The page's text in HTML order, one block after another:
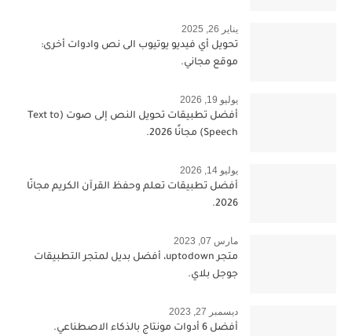
يناير 26, 2025
تحويل أي فيديو يوتيوب الى نص وادوات أخرى:
موقع مجاني.
يوليو 19, 2026
أفضل تطبيقات تحويل النص إلى صوت (Text to
Speech) مجانًا 2026.
يوليو 14, 2026
أفضل تطبيقات تعلم وحفظ القرآن الكريم مجانًا
2026.
مارس 07, 2023
متجر uptodown، أفضل بديل لمتجر التطبيقات
جوجل بلاي.
ديسمبر 27, 2023
أفضل 6 أدوات مونتاج بالذكاء الاصطناعي.